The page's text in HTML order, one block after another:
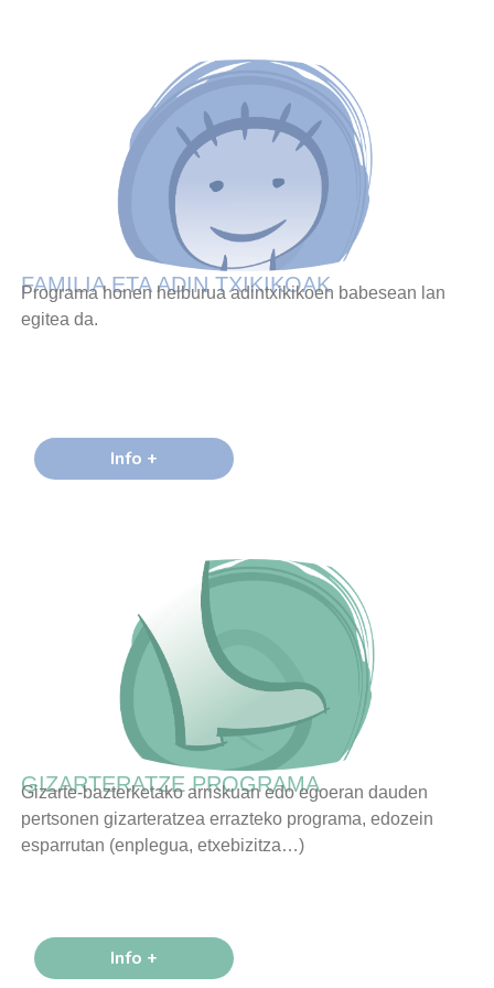
FAMILIA ETA ADIN TXIKIKOAK
Programa honen helburua adintxikikoen babesean lan
egitea da.
Info +
GIZARTERATZE PROGRAMA
Gizarte-bazterketako arriskuan edo egoeran dauden
pertsonen gizarteratzea errazteko programa, edozein
esparrutan (enplegua, etxebizitza…)
Info +